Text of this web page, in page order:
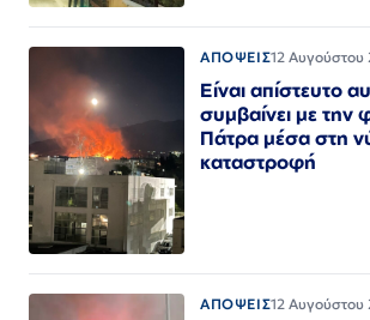
ΑΠΟΨΕΙΣ12 Αυγούστου
Είναι απίστευτο
συμβαίνει με την
Πάτρα μέσα στη
καταστροφή
ΑΠΟΨΕΙΣ12 Αυγούστου